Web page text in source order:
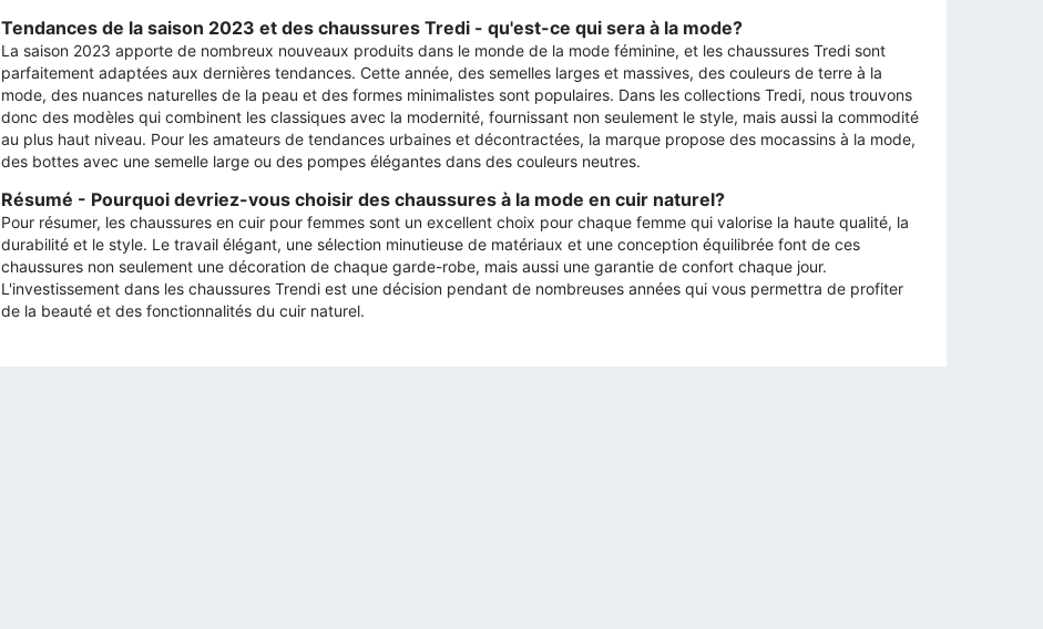
Tendances de la saison 2023 et des chaussures Tredi - qu'est-ce qui sera à la mode?
La saison 2023 apporte de nombreux nouveaux produits dans le monde de la mode féminine, et les chaussures Tredi sont
parfaitement adaptées aux dernières tendances. Cette année, des semelles larges et massives, des couleurs de terre à la
mode, des nuances naturelles de la peau et des formes minimalistes sont populaires. Dans les collections Tredi, nous trouvons
donc des modèles qui combinent les classiques avec la modernité, fournissant non seulement le style, mais aussi la commodité
au plus haut niveau. Pour les amateurs de tendances urbaines et décontractées, la marque propose des mocassins à la mode,
des bottes avec une semelle large ou des pompes élégantes dans des couleurs neutres.
Résumé - Pourquoi devriez-vous choisir des chaussures à la mode en cuir naturel?
Pour résumer, les chaussures en cuir pour femmes sont un excellent choix pour chaque femme qui valorise la haute qualité, la
durabilité et le style. Le travail élégant, une sélection minutieuse de matériaux et une conception équilibrée font de ces
chaussures non seulement une décoration de chaque garde-robe, mais aussi une garantie de confort chaque jour.
L'investissement dans les chaussures Trendi est une décision pendant de nombreuses années qui vous permettra de profiter
de la beauté et des fonctionnalités du cuir naturel.